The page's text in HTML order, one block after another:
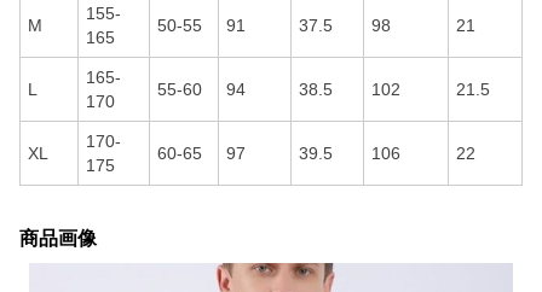
M
155-
165
50-55 91 37.5 98 21
L
165-
170
55-60 94 38.5 102 21.5
XL
170-
175
60-65 97 39.5 106 22
商品画像